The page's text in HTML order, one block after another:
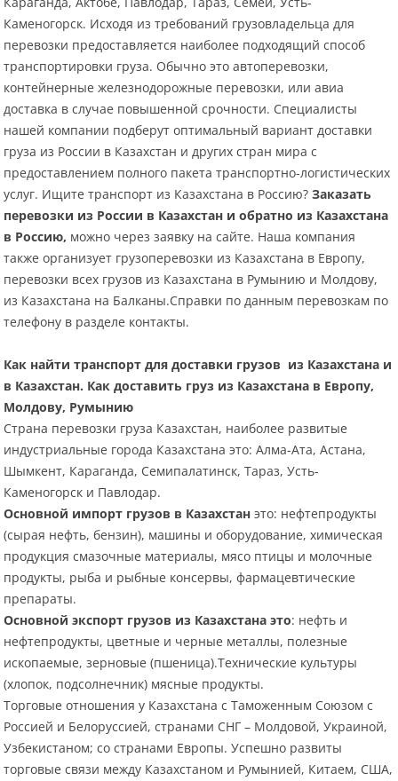
Каменогорск. Исходя из требований грузовладельца для
перевозки предоставляется наиболее подходящий способ
транспортировки груза. Обычно это автоперевозки,
контейнерные железнодорожные перевозки, или авиа
доставка в случае повышенной срочности. Специалисты
нашей компании подберут оптимальный вариант доставки
груза из России в Казахстан и других стран мира с
предоставлением полного пакета транспортно-логистических
услуг. Ищите транспорт из Казахстана в Россию?Заказать
перевозки из России в Казахстан и обратно из Казахстана
в Россию, можно через заявку на сайте. Наша компания
также организует грузоперевозки из Казахстана в Европу,
перевозки всех грузов из Казахстана в Румынию и Молдову,
из Казахстана на Балканы.Справки по данным перевозкам по
телефону в разделе контакты.
Как найти транспорт для доставки грузов из Казахстана и
в Казахстан. Как доставить груз из Казахстана в Европу,
Молдову, Румынию
Страна перевозки груза Казахстан, наиболее развитые
индустриальные города Казахстана это: Алма-Ата, Астана,
Шымкент, Караганда, Семипалатинск, Тараз, Усть-
Каменогорск и Павлодар.
Основной импорт грузов в Казахстан это: нефтепродукты
(сырая нефть, бензин), машины и оборудование, химическая
продукция смазочные материалы, мясо птицы и молочные
продукты, рыба и рыбные консервы, фармацевтические
препараты.
Основной экспорт грузов из Казахстана это: нефть и
нефтепродукты, цветные и черные металлы, полезные
ископаемые, зерновые (пшеница).Технические культуры
(хлопок, подсолнечник) мясные продукты.
Торговые отношения у Казахстана с Таможенным Союзом с
Россией и Белоруссией, странами СНГ – Молдовой, Украиной,
Узбекистаном; со странами Европы. Успешно развиты
торговые связи между Казахстаном и Румынией, Китаем, США,